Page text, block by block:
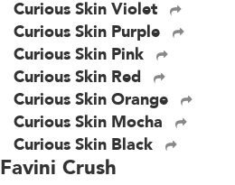
Curious Skin Violet
Curious Skin Purple
Curious Skin Pink
Curious Skin Red
Curious Skin Orange
Curious Skin Mocha
Curious Skin Black
Favini Crush